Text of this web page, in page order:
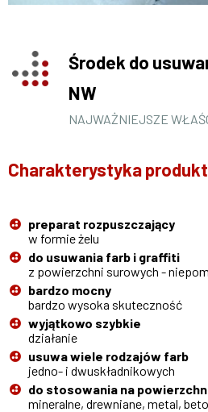
Środek do
NW
NAJWAŻNIEJSZE
Charakterystyka
preparat rozpuszczający
w formie żelu
do usuwania farb i graffiti
z powierzchni surowych -
bardzo mocny
bardzo wysoka skuteczność
wyjątkowo szybkie
działanie
usuwa wiele rodzajów farb
jedno- i dwuskładnikowych
do stosowania na
mineralne, drewniane, metal,